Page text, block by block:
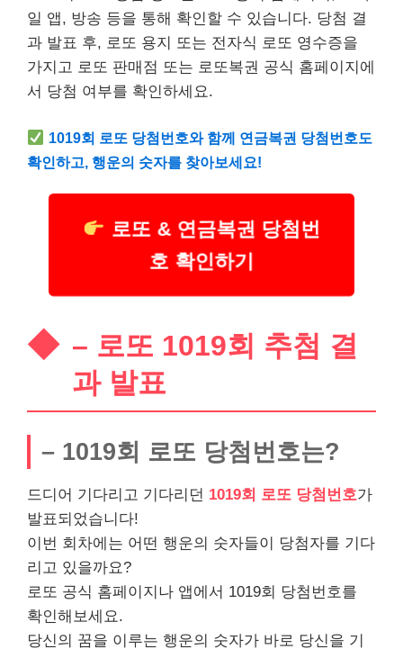
일 앱, 방송 등을 통해 확인할 수 있습니다. 당첨 결
과 발표 후, 로또 용지 또는 전자식 로또 영수증을
가지고 로또 판매점 또는 로또복권 공식 홈페이지에
서 당첨 여부를 확인하세요.
1019회 로또 당첨번호와 함께 연금복권 당첨번호도
확인하고, 행운의 숫자를 찾아보세요!
로또 & 연금복권 당첨번
호 확인하기
– 로또 1019회 추첨 결
과 발표
– 1019회 로또 당첨번호는?
드디어 기다리고 기다리던 1019회 로또 당첨번호가
발표되었습니다!
이번 회차에는 어떤 행운의 숫자들이 당첨자를 기다
리고 있을까요?
로또 공식 홈페이지나 앱에서 1019회 당첨번호를
확인해보세요.
당신의 꿈을 이루는 행운의 숫자가 바로 당신을 기